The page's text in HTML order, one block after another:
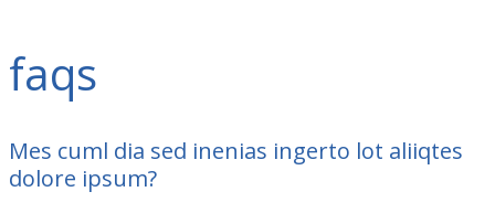
faqs
Mes cuml dia sed inenias ingerto lot aliiqtes
dolore ipsum?